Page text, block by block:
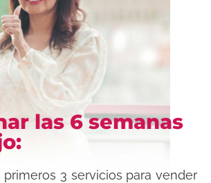
las 6 semanas
primeros 3 servicios para vender